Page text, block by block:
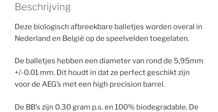
Beschrijving
Deze biologisch afbreekbare balletjes worden overal in
Nederland en België op de speelvelden toegelaten.
De balletjes hebben een diameter van rond de 5,95mm
+/-0.01 mm. Dit houdt in dat ze perfect geschikt zijn
voor de AEG’s met een high precision barrel.
De BB’s zijn 0.30 gram p.s. en 100% biodegradable. De